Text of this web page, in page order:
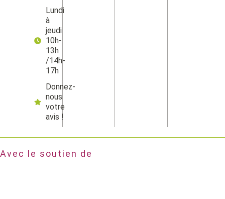
Lundi
à
jeudi
10h-
13h
/14h-
17h
Donnez-
nous
votre
avis !
Avec le soutien de